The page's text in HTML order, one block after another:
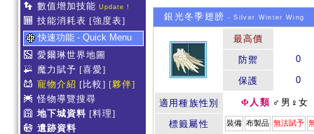
數值增加技能 Update !
技能消耗表 [強度表]
快速功能 - Quick Menu
愛爾琳世界地圖
魔力賦予 [喜愛]
寵物介紹 [比較] [夥伴]
怪物導覽搜尋
地下城資料 [料理]
遺跡資料
銀光冬季翅膀 - Silver Winter Wing
最高價
防禦
0
保護 0
適用種族性別 Φ人類 ♂男♀女
標籤屬性 裝備 布製品 無法賦予